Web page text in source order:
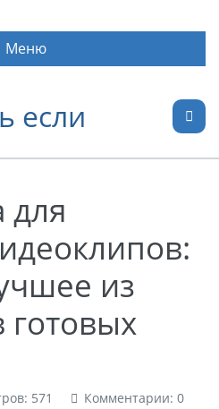
если
Меню
для
из
571
Комментарии: 0